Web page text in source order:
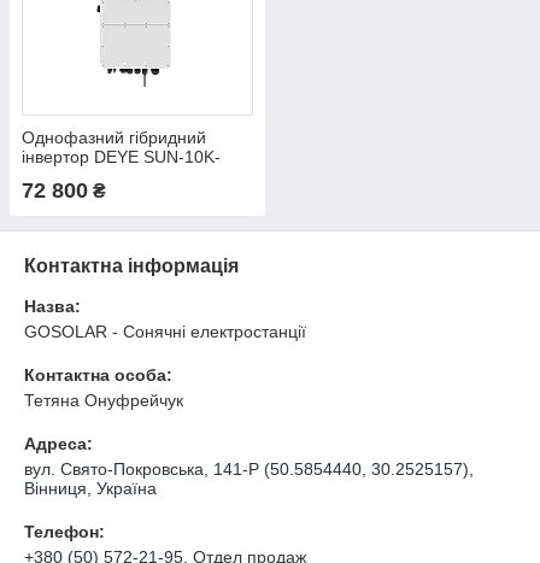
Однофазний гібридний
інвертор DEYE SUN-10K-
72 800 ₴
Контактна інформація
Назва:
GOSOLAR - Сонячні електростанції
Контактна особа:
Тетяна Онуфрейчук
Адреса:
вул. Свято-Покровська, 141-Р (50.5854440, 30.2525157),
Вінниця, Україна
Телефон:
+380 (50) 572-21-95 , Отдел продаж